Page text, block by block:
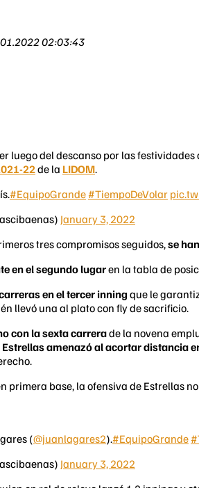
02:03:43
luego del descanso por las
22de la LIDOM.
#EquipoGrande #TiempoDeVolar
January 3, 2022
tres compromisos seguidos,se
en el segundo lugaren la tabla de
en el tercer inningque le
llevó una al plato con fly de sacrificio.
con la sexta carrerade la novena
Estrellas amenazó al acortar distancia
primera base, la ofensiva de Estrellas
(@juanlagares2).#EquipoGrande
January 3, 2022